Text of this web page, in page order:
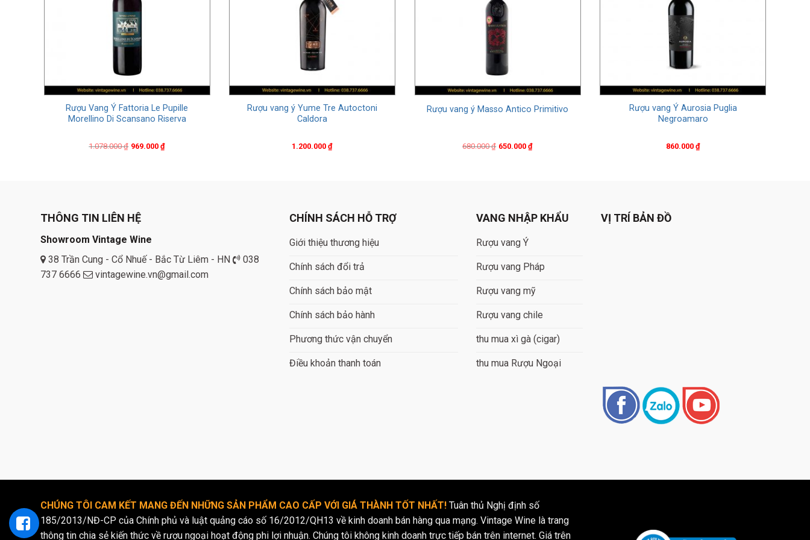
Rượu Vang Ý Fattoria Le Pupille
Morellino Di Scansano Riserva
1.078.000₫
Original
969.000₫
Current
Rượu vang ý Yume Tre Autoctoni
Caldora
1.200.000₫
Rượu vang ý Masso Antico Primitivo
680.000₫
Original
650.000₫
Current
Rượu vang Ý Aurosia Puglia
Negroamaro
860.000 ₫
THÔNG TIN LIÊN HỆ
Showroom Vintage Wine
38 Trần Cung - Cổ Nhuế - Bắc Từ Liêm - HN
038
737 6666
vintagewine.vn@gmail.com
CHÍNH SÁCH HỖ TRỢ
Giới thiệu thương hiệu
Chính sách đổi trả
Chính sách bảo mật
Chính sách bảo hành
Phương thức vận chuyển
Điều khoản thanh toán
VANG NHẬP KHẨU
Rượu vang Ý
Rượu vang Pháp
Rượu vang mỹ
Rượu vang chile
thu mua xì gà (cigar)
thu mua Rượu Ngoại
VỊ TRÍ BẢN ĐỒ
CHÚNG TÔI CAM KẾT MANG ĐẾN NHỮNG SẢN PHẨM CAO CẤP VỚI GIÁ THÀNH TỐT NHẤT! Tuân thủ Nghị định số
185/2013/NĐ-CP của Chính phủ và luật quảng cáo số 16/2012/QH13 về kinh doanh bán hàng qua mạng. Vintage Wine là trang
thông tin chia sẻ kiến thức về rượu ngoại hoạt động phi lợi nhuận. Chúng tôi không kinh doanh trực tiếp bán trên internet. Giá trên